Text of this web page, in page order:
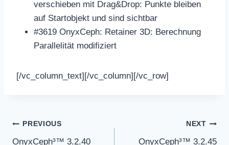
verschieben mit Drag&Drop: Punkte bleiben
auf Startobjekt und sind sichtbar
#3619 OnyxCeph: Retainer 3D: Berechnung
Parallelität modifiziert
[/vc_column_text][/vc_column][/vc_row]
Post
navigation
PREVIOUS
OnyxCeph³™ 3.2.40
NEXT
OnyxCeph³™ 3.2.45